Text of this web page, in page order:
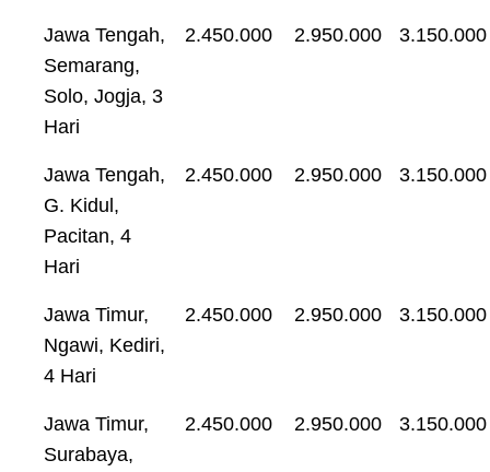
Jawa Tengah,
Semarang,
Solo, Jogja, 3
Hari
2.450.000 2.950.000 3.150.000
Jawa Tengah,
G. Kidul,
Pacitan, 4
Hari
2.450.000 2.950.000 3.150.000
Jawa Timur,
Ngawi, Kediri,
4 Hari
2.450.000 2.950.000 3.150.000
Jawa Timur,
Surabaya,
2.450.000 2.950.000 3.150.000